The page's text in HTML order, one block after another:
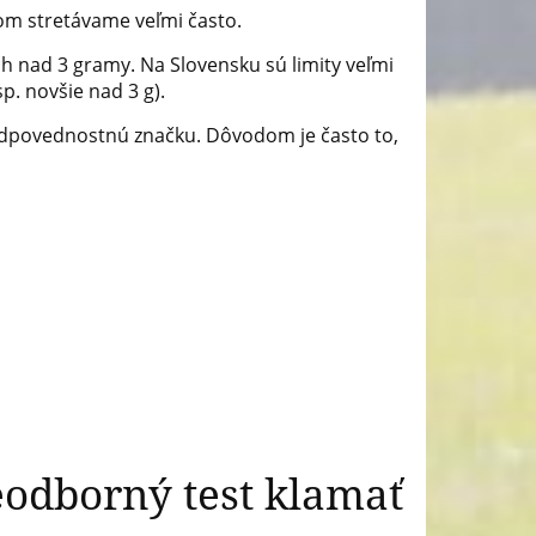
stretávame veľmi často.
nad 3 gramy. Na Slovensku sú limity veľmi
novšie nad 3 g).
značku. Dôvodom je často to,
test klamať